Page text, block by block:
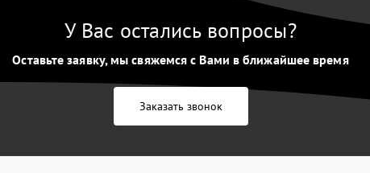
У Вас остались вопросы?
Оставьте заявку, мы свяжемся с Вами в ближайшее время
Заказать звонок